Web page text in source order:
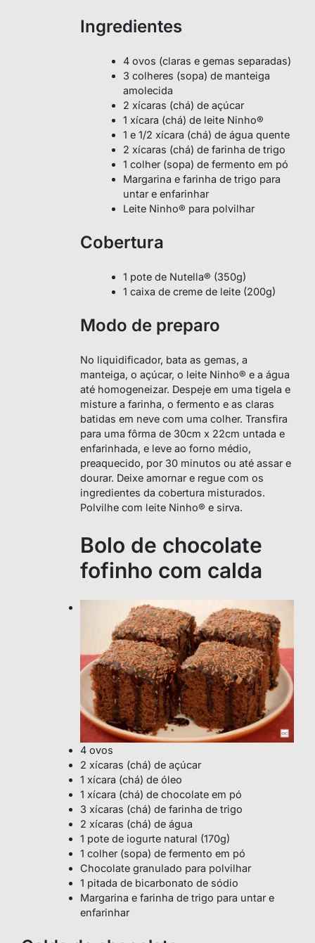
Ingredientes
4 ovos (claras e gemas separadas)
3 colheres (sopa) de manteiga
amolecida
2 xícaras (chá) de açúcar
1 xícara (chá) de leite Ninho®
1 e 1/2 xícara (chá) de água quente
2 xícaras (chá) de farinha de trigo
1 colher (sopa) de fermento em pó
Margarina e farinha de trigo para
untar e enfarinhar
Leite Ninho® para polvilhar
Cobertura
1 pote de Nutella® (350g)
1 caixa de creme de leite (200g)
Modo de preparo
No liquidificador, bata as gemas, a
manteiga, o açúcar, o leite Ninho® e a água
até homogeneizar. Despeje em uma tigela e
misture a farinha, o fermento e as claras
batidas em neve com uma colher. Transfira
para uma fôrma de 30cm x 22cm untada e
enfarinhada, e leve ao forno médio,
preaquecido, por 30 minutos ou até assar e
dourar. Deixe amornar e regue com os
ingredientes da cobertura misturados.
Polvilhe com leite Ninho® e sirva.
Bolo de chocolate
fofinho com calda
4 ovos
2 xícaras (chá) de açúcar
1 xícara (chá) de óleo
1 xícara (chá) de chocolate em pó
3 xícaras (chá) de farinha de trigo
2 xícaras (chá) de água
1 pote de iogurte natural (170g)
1 colher (sopa) de fermento em pó
Chocolate granulado para polvilhar
1 pitada de bicarbonato de sódio
Margarina e farinha de trigo para untar e
enfarinhar